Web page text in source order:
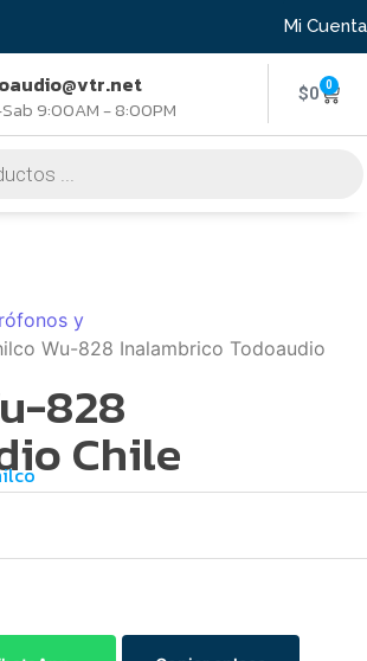
Mi Cuenta
9:00AM - 8:00PM
$0 0
y
Wu-828 Inalambrico Todoaudio
828
Chile